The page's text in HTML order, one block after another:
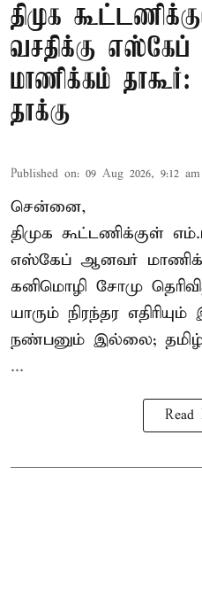
திமுக
வசதிக்கு
மாணிக்கம்
தாக்கு
Published on: 09 Aug 2026, 9:12 am
சென்னை,
திமுக கூட்டணிக்குள்
எஸ்கேப் ஆனவர்
கனிமொழி சோமு
யாரும் நிரந்தர
நண்பனும் இல்லை;
...
Read